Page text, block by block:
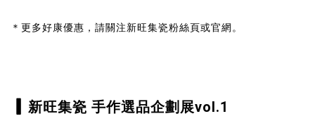
＊更多好康優惠，請關注新旺集瓷粉絲頁或官網。
新旺集瓷 手作選品企劃展vol.1